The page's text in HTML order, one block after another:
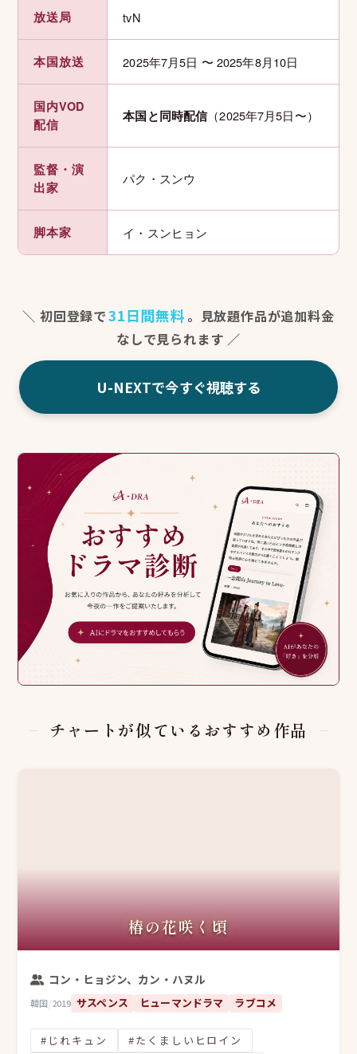
放送局 tvN
本国放送 2025年7月5日 〜 2025年8月10日
国内VOD
配信
本国と同時配信（2025年7月5日〜）
監督・演
出家
パク・スンウ
脚本家 イ・スンヒョン
＼ 初回登録で31日間無料 。見放題作品が追加料金
なしで見られます ／
U-NEXTで今すぐ視聴する
チャートが似ているおすすめ作品
椿の花咲く頃
コン・ヒョジン、カン・ハヌル
韓国/2019 サスペンス ヒューマンドラマ ラブコメ
#じれキュン
#たくましいヒロイン